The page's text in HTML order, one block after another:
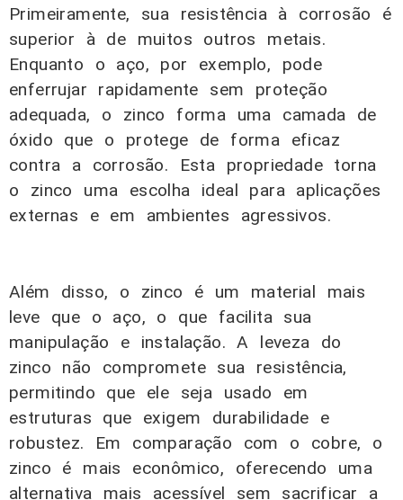
Primeiramente, sua resistência à corrosão é
superior à de muitos outros metais.
Enquanto o aço, por exemplo, pode
enferrujar rapidamente sem proteção
adequada, o zinco forma uma camada de
óxido que o protege de forma eficaz
contra a corrosão. Esta propriedade torna
o zinco uma escolha ideal para aplicações
externas e em ambientes agressivos.
Além disso, o zinco é um material mais
leve que o aço, o que facilita sua
manipulação e instalação. A leveza do
zinco não compromete sua resistência,
permitindo que ele seja usado em
estruturas que exigem durabilidade e
robustez. Em comparação com o cobre, o
zinco é mais econômico, oferecendo uma
alternativa mais acessível sem sacrificar a